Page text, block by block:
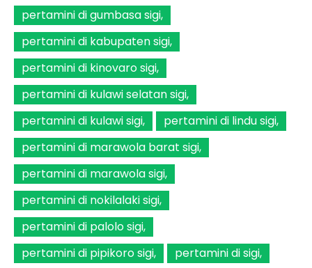
pertamini di gumbasa sigi
pertamini di kabupaten sigi
pertamini di kinovaro sigi
pertamini di kulawi selatan sigi
pertamini di kulawi sigi
pertamini di lindu sigi
pertamini di marawola barat sigi
pertamini di marawola sigi
pertamini di nokilalaki sigi
pertamini di palolo sigi
pertamini di pipikoro sigi
pertamini di sigi